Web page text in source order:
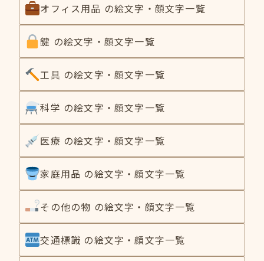
オフィス用品 の絵文字・顔文字一覧
鍵 の絵文字・顔文字一覧
工具 の絵文字・顔文字一覧
科学 の絵文字・顔文字一覧
医療 の絵文字・顔文字一覧
家庭用品 の絵文字・顔文字一覧
その他の物 の絵文字・顔文字一覧
交通標識 の絵文字・顔文字一覧